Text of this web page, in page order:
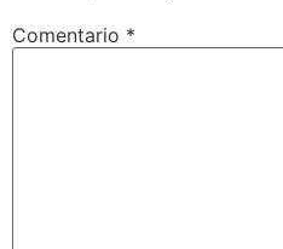
Comentario *